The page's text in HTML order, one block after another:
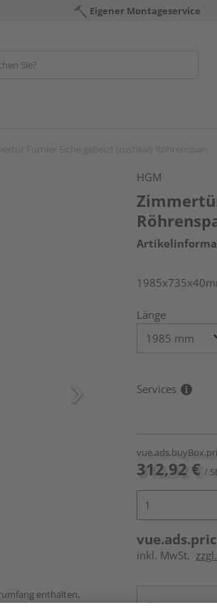
Eigener Montageservice
enthalten,
HGM
Länge
Services
312,92 € /
inkl. MwSt.